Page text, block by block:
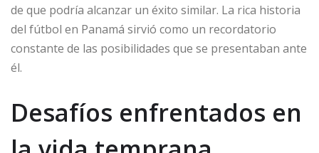
de que podría alcanzar un éxito similar. La rica historia
del fútbol en Panamá sirvió como un recordatorio
constante de las posibilidades que se presentaban ante
él.
Desafíos enfrentados en